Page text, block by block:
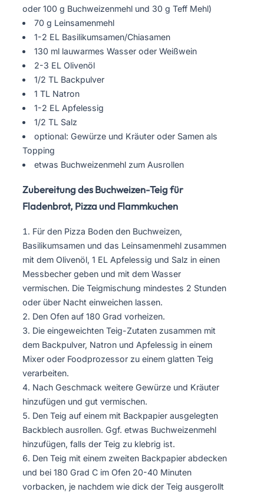
oder 100 g Buchweizenmehl und 30 g Teff Mehl)
70 g Leinsamenmehl
1-2 EL Basilikumsamen/Chiasamen
130 ml lauwarmes Wasser oder Weißwein
2-3 EL Olivenöl
1/2 TL Backpulver
1 TL Natron
1-2 EL Apfelessig
1/2 TL Salz
optional: Gewürze und Kräuter oder Samen als
Topping
etwas Buchweizenmehl zum Ausrollen
Zubereitung des Buchweizen-Teig für
Fladenbrot, Pizza und Flammkuchen
Für den Pizza Boden den Buchweizen,
Basilikumsamen und das Leinsamenmehl zusammen
mit dem Olivenöl, 1 EL Apfelessig und Salz in einen
Messbecher geben und mit dem Wasser
vermischen. Die Teigmischung mindestes 2 Stunden
oder über Nacht einweichen lassen.
Den Ofen auf 180 Grad vorheizen.
Die eingeweichten Teig-Zutaten zusammen mit
dem Backpulver, Natron und Apfelessig in einem
Mixer oder Foodprozessor zu einem glatten Teig
verarbeiten.
Nach Geschmack weitere Gewürze und Kräuter
hinzufügen und gut vermischen.
Den Teig auf einem mit Backpapier ausgelegten
Backblech ausrollen. Ggf. etwas Buchweizenmehl
hinzufügen, falls der Teig zu klebrig ist.
Den Teig mit einem zweiten Backpapier abdecken
und bei 180 Grad C im Ofen 20-40 Minuten
vorbacken, je nachdem wie dick der Teig ausgerollt